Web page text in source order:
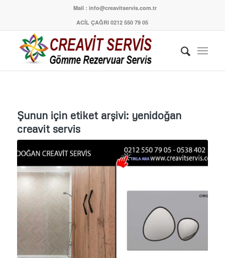
Mail : info@creavitservis.com.tr
ACİL ÇAĞRI 0212 550 79 05
Şunun için etiket arşivi: yenidoğan
creavit servis